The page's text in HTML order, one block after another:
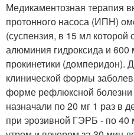
Медикаментозная терапия
протонного насоса (ИПН)
(суспензия, в 15 мл которой
алюминия гидроксида и 600
прокинетики (домперидон).
клинической формы
форме рефлюксной
назначали по 20 мг 1 раз в
при эрозивной ГЭРБ - по 40